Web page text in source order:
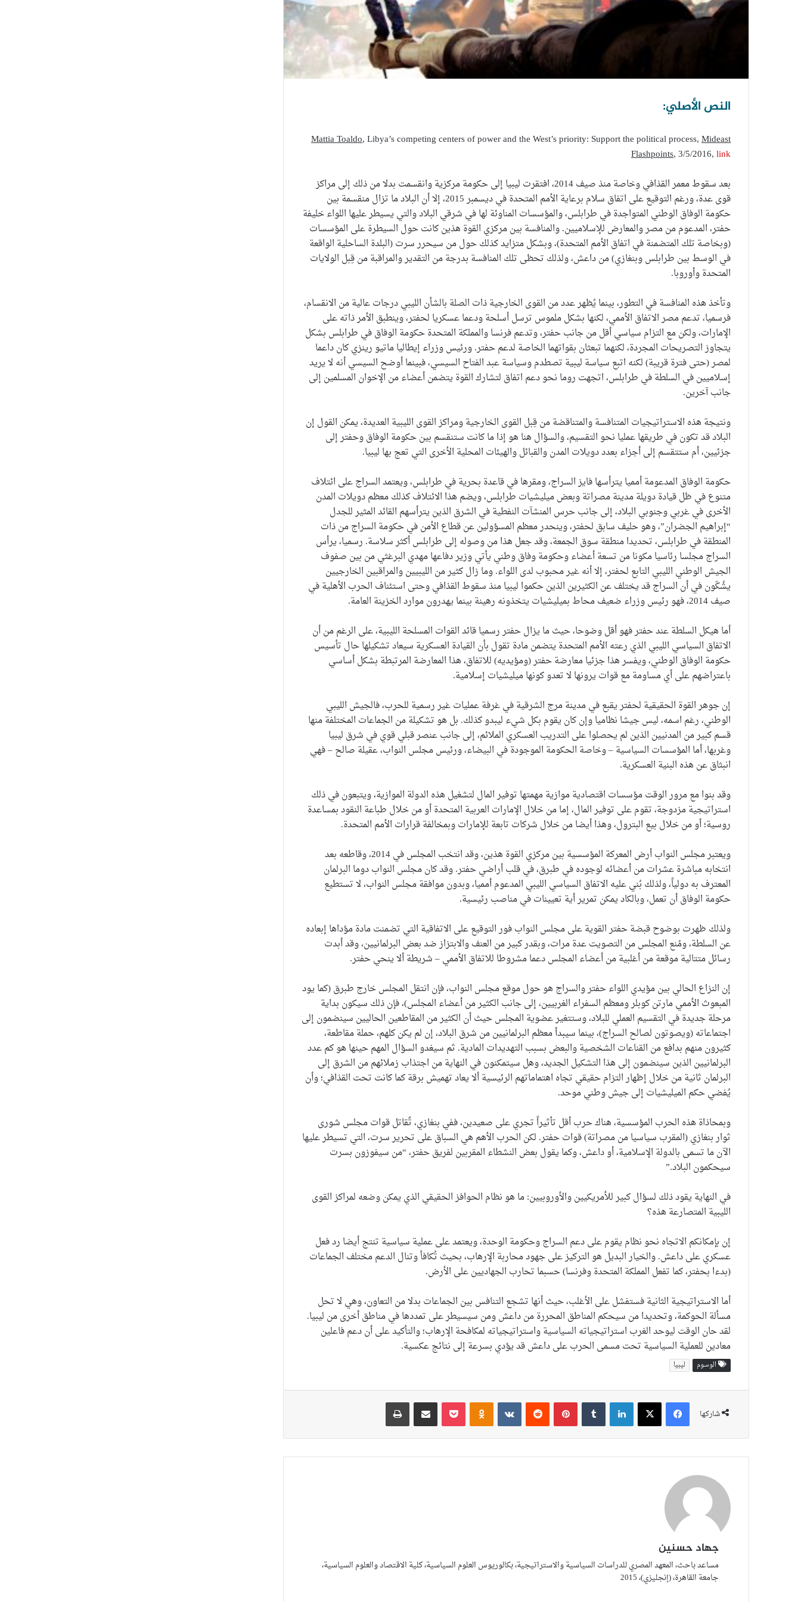
النص الأصلي:
Mattia Toaldo, Libya’s competing centers of power and the West’s priority: Support the political process,Mideast
Flashpoints, 3/5/2016,link
بعد سقوط معمر القذافي وخاصة منذ صيف 2014، افتقرت ليبيا إلى حكومة مركزية وانقسمت بدلا من ذلك إلى مراكز
قوى عدة، ورغم التوقيع على اتفاق سلام برعاية الأمم المتحدة في ديسمبر 2015، إلا أن البلاد ما تزال منقسمة بين
حكومة الوفاق الوطني المتواجدة في طرابلس، والمؤسسات المناوئة لها في شرقي البلاد والتي يسيطر عليها اللواء خليفة
حفتر، المدعوم من مصر والمعارض للإسلاميين. والمنافسة بين مركزي القوة هذين كانت حول السيطرة على المؤسسات
(وبخاصة تلك المتضمنة في اتفاق الأمم المتحدة)، وبشكل متزايد كذلك حول من سيحرر سرت (البلدة الساحلية الواقعة
في الوسط بين طرابلس وبنغازي) من داعش، ولذلك تحظى تلك المنافسة بدرجة من التقدير والمراقبة من قِبل الولايات
المتحدة وأوروبا.
وتأخذ هذه المنافسة في التطور، بينما يُظهر عدد من القوى الخارجية ذات الصلة بالشأن الليبي درجات عالية من الانقسام،
فرسميا، تدعم مصر الاتفاق الأممي، لكنها بشكل ملموس ترسل أسلحة ودعما عسكريا لحفتر، وينطبق الأمر ذاته على
الإمارات، ولكن مع التزام سياسي أقل من جانب حفتر، وتدعم فرنسا والمملكة المتحدة حكومة الوفاق في طرابلس بشكل
يتجاوز التصريحات المجردة، لكنهما تبعثان بقواتهما الخاصة لدعم حفتر. ورئيس وزراء إيطاليا ماتيو رينزي كان داعما
لمصر (حتى فترة قريبة) لكنه اتبع سياسة ليبية تصطدم وسياسة عبد الفتاح السيسي، فبينما أوضح السيسي أنه لا يريد
إسلاميين في السلطة في طرابلس، اتجهت روما نحو دعم اتفاق لتشارك القوة يتضمن أعضاء من الإخوان المسلمين إلى
جانب آخرين.
ونتيجة هذه الاستراتيجيات المتنافسة والمتناقضة من قِبل القوى الخارجية ومراكز القوى الليبية العديدة، يمكن القول إن
البلاد قد تكون في طريقها عمليا نحو التقسيم، والسؤال هنا هو إذا ما كانت ستنقسم بين حكومة الوفاق وحفتر إلى
جزئيين، أم ستتقسم إلى أجزاء بعدد دويلات المدن والقبائل والهيئات المحلية الأخرى التي تعج بها ليبيا.
حكومة الوفاق المدعومة أمميا يترأسها فايز السراج، ومقرها في قاعدة بحرية في طرابلس، ويعتمد السراج على ائتلاف
متنوع في ظل قيادة دويلة مدينة مصراتة وبعض ميليشيات طرابلس، ويضم هذا الائتلاف كذلك معظم دويلات المدن
الأخرى في غربي وجنوبي البلاد، إلى جانب حرس المنشآت النفطية في الشرق الذين يترأسهم القائد المثير للجدل
“إبراهيم الجضران”، وهو حليف سابق لحفتر، وينحدر معظم المسؤولين عن قطاع الأمن في حكومة السراج من ذات
المنطقة في طرابلس، تحديدا منطقة سوق الجمعة، وقد جعل هذا من وصوله إلى طرابلس أكثر سلاسة. رسميا، يرأس
السراج مجلسا رئاسيا مكونا من تسعة أعضاء وحكومة وفاق وطني يأتي وزير دفاعها مهدي البرغثي من بين صفوف
الجيش الوطني الليبي التابع لحفتر، إلا أنه غير محبوب لدى اللواء. وما زال كثير من الليبيين والمراقبين الخارجيين
يشُكّون في أن السراج قد يختلف عن الكثيرين الذين حكموا ليبيا منذ سقوط القذافي وحتى استئناف الحرب الأهلية في
صيف 2014، فهو رئيس وزراء ضعيف محاط بميليشيات يتخذونه رهينة بينما يهدرون موارد الخزينة العامة.
أما هيكل السلطة عند حفتر فهو أقل وضوحا، حيث ما يزال حفتر رسميا قائد القوات المسلحة الليبية، على الرغم من أن
الاتفاق السياسي الليبي الذي رعته الأمم المتحدة يتضمن مادة تقول بأن القيادة العسكرية سيعاد تشكيلها حال تأسيس
حكومة الوفاق الوطني، ويفسر هذا جزئيا معارضة حفتر (ومؤيديه) للاتفاق، هذا المعارضة المرتبطة بشكل أساسي
باعتراضهم على أي مساومة مع قوات يرونها لا تعدو كونها ميليشيات إسلامية.
إن جوهر القوة الحقيقية لحفتر يقبع في مدينة مرج الشرقية في غرفة عمليات غير رسمية للحرب، فالجيش الليبي
الوطني، رغم اسمه، ليس جيشا نظاميا وإن كان يقوم بكل شيء ليبدو كذلك. بل هو تشكيلة من الجماعات المختلفة منها
قسم كبير من المدنيين الذين لم يحصلوا على التدريب العسكري الملائم، إلى جانب عنصر قبلي قوي في شرق ليبيا
وغربها، أما المؤسسات السياسية – وخاصة الحكومة الموجودة في البيضاء، ورئيس مجلس النواب، عقيلة صالح – فهي
انبثاق عن هذه البنية العسكرية.
وقد بنوا مع مرور الوقت مؤسسات اقتصادية موازية مهمتها توفير المال لتشغيل هذه الدولة الموازية، ويتبعون في ذلك
استراتيجية مزدوجة، تقوم على توفير المال، إما من خلال الإمارات العربية المتحدة أو من خلال طباعة النقود بمساعدة
روسية؛ أو من خلال بيع البترول، وهذا أيضا من خلال شركات تابعة للإمارات وبمخالفة قرارات الأمم المتحدة.
ويعتبر مجلس النواب أرض المعركة المؤسسية بين مركزي القوة هذين، وقد انتخب المجلس في 2014، وقاطعه بعد
انتخابه مباشرة عشرات من أعضائه لوجوده في طبرق، في قلب أراضي حفتر. وقد كان مجلس النواب دوما البرلمان
المعترف به دولياً، ولذلك بُني عليه الاتفاق السياسي الليبي المدعوم أمميا، وبدون موافقة مجلس النواب، لا تستطيع
حكومة الوفاق أن تعمل، وبالكاد يمكن تمرير أية تعيينات في مناصب رئيسية.
ولذلك ظهرت بوضوح قبضة حفتر القوية على مجلس النواب فور التوقيع على الاتفاقية التي تضمنت مادة مؤداها إبعاده
عن السلطة، ومُنع المجلس من التصويت عدة مرات، وبقدر كبير من العنف والابتزاز ضد بعض البرلمانيين، وقد أبدت
رسائل متتالية موقعة من أغلبية من أعضاء المجلس دعما مشروطا للاتفاق الأممي – شريطة ألا ينحي حفتر.
إن النزاع الحالي بين مؤيدي اللواء حفتر والسراج هو حول موقع مجلس النواب، فإن انتقل المجلس خارج طبرق (كما يود
المبعوث الأممي مارتن كوبلر ومعظم السفراء الغربيين، إلى جانب الكثير من أعضاء المجلس)، فإن ذلك سيكون بداية
مرحلة جديدة في التقسيم العملي للبلاد، وستتغير عضوية المجلس حيث أن الكثير من المقاطعين الحاليين سينضمون إلى
اجتماعاته (ويصوتون لصالح السراج)، بينما سيبدأ معظم البرلمانيين من شرق البلاد، إن لم يكن كلهم، حملة مقاطعة،
كثيرون منهم بدافع من القناعات الشخصية والبعض بسبب التهديدات المادية. ثم سيغدو السؤال المهم حينها هو كم عدد
البرلمانيين الذين سينضمون إلى هذا التشكيل الجديد، وهل سيتمكنون في النهاية من اجتذاب زملائهم من الشرق إلى
البرلمان ثانية من خلال إظهار التزام حقيقي تجاه اهتماماتهم الرئيسية ألا يعاد تهميش برقة كما كانت تحت القذافي؛ وأن
يُفضي حكم الميليشيات إلى جيش وطني موحد.
وبمحاذاة هذه الحرب المؤسسية، هناك حرب أقل تأثيراً تجري على صعيدين، ففي بنغازي، تٌقاتل قوات مجلس شورى
ثوار بنغازي (المقرب سياسيا من مصراتة) قوات حفتر. لكن الحرب الأهم هي السباق على تحرير سرت، التي تسيطر عليها
الآن ما تسمى بالدولة الإسلامية، أو داعش، وكما يقول بعض النشطاء المقربين لفريق حفتر، “من سيفوزون بسرت
سيحكمون البلاد.”
في النهاية يقود ذلك لسؤال كبير للأمريكيين والأوروبيين: ما هو نظام الحوافز الحقيقي الذي يمكن وضعه لمراكز القوى
الليبية المتصارعة هذه؟
إن بإمكانكم الاتجاه نحو نظام يقوم على دعم السراج وحكومة الوحدة، ويعتمد على عملية سياسية تنتج أيضا رد فعل
عسكري على داعش. والخيار البديل هو التركيز على جهود محاربة الإرهاب، بحيث تُكافأ وتنال الدعم مختلف الجماعات
(بدءا بحفتر، كما تفعل المملكة المتحدة وفرنسا) حسبما تحارب الجهاديين على الأرض.
أما الاستراتيجية الثانية فستفشل على الأغلب، حيث أنها تشجع التنافس بين الجماعات بدلا من التعاون، وهي لا تحل
مسألة الحوكمة، وتحديدا من سيحكم المناطق المحررة من داعش ومن سيسيطر على تمددها في مناطق أخرى من ليبيا.
لقد حان الوقت ليوحد الغرب استراتيجياته السياسية واستراتيجياته لمكافحة الإرهاب؛ والتأكيد على أن دعم فاعلين
معادين للعملية السياسية تحت مسمى الحرب على داعش قد يؤدي بسرعة إلى نتائج عكسية.
الوسوم ليبيا
شاركها
فيسبوك ‫X لينكدإن بينتيريست Odnoklassniki
‫Pocket مشاركة عبر البريد طباعة
جهاد حسنين
مساعد باحث، المعهد المصري للدراسات السياسية والاستراتيجية، بكالوريوس العلوم السياسية، كلية الاقتصاد والعلوم السياسية،
جامعة القاهرة، (إنجليزي)، 2015